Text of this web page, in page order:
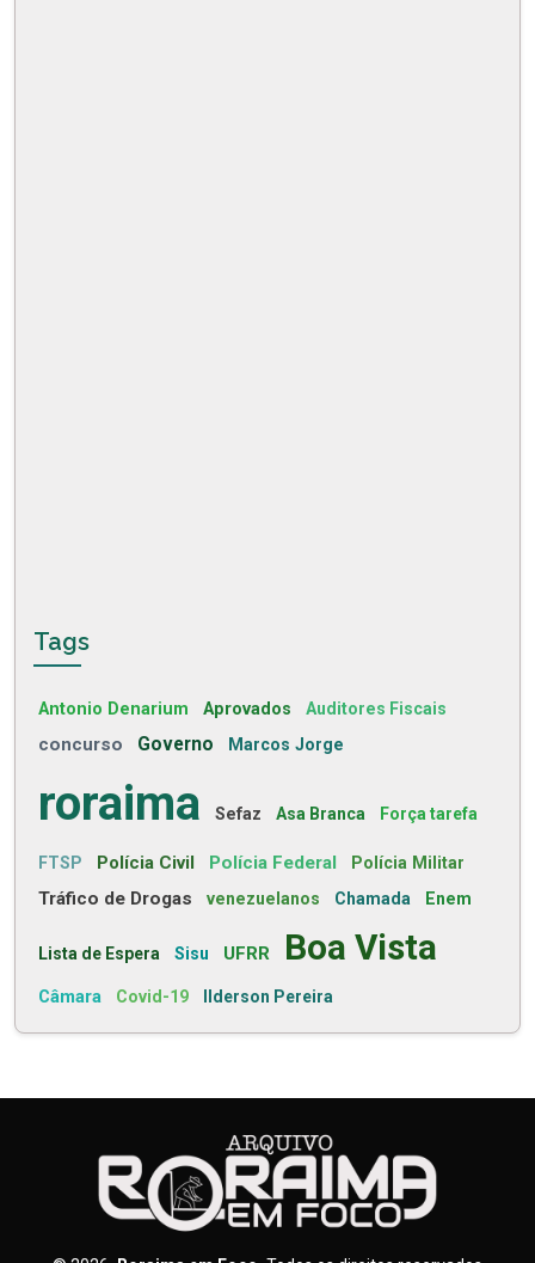
Tags
Antonio Denarium Aprovados Auditores Fiscais
concurso Governo Marcos Jorge
roraima Sefaz Asa Branca Força tarefa
FTSP Polícia Civil Polícia Federal Polícia Militar
Tráfico de Drogas venezuelanos Chamada Enem
Lista de Espera Sisu UFRR Boa Vista
Câmara Covid-19 Ilderson Pereira